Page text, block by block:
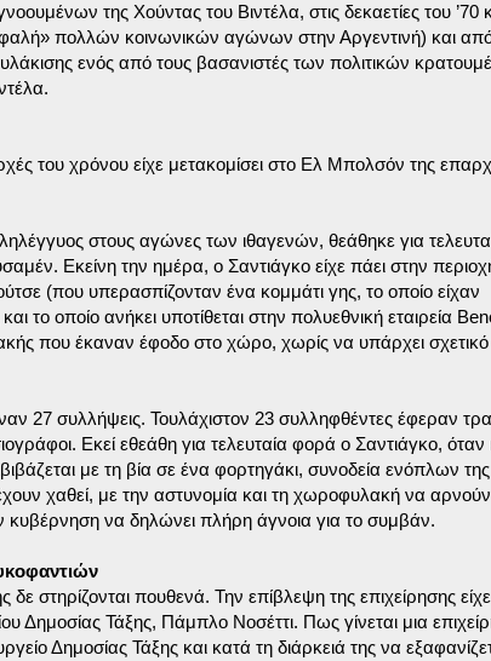
της Χούντας του Βιντέλα, στις δεκαετίες του ’70
πολλών κοινωνικών αγώνων στην Αργεντινή) και
ενός από τους βασανιστές των πολιτικών
του χρόνου είχε μετακομίσει στο Ελ Μπολσόν της
στους αγώνες των ιθαγενών, θεάθηκε για
Εκείνη την ημέρα, ο Σαντιάγκο είχε πάει στην
(που υπερασπίζονταν ένα κομμάτι γης, το οποίο είχαν
το οποίο ανήκει υποτίθεται στην πολυεθνική εταιρεία
που έκαναν έφοδο στο χώρο, χωρίς να υπάρχει σχετικό
27 συλλήψεις. Τουλάχιστον 23 συλληφθέντες έφεραν
Εκεί εθεάθη για τελευταία φορά ο Σαντιάγκο, όταν
με τη βία σε ένα φορτηγάκι, συνοδεία ενόπλων της
χαθεί, με την αστυνομία και τη χωροφυλακή να
κυβέρνηση να δηλώνει πλήρη άγνοια για το συμβάν.
στηρίζονται πουθενά. Την επίβλεψη της επιχείρησης είχε
Δημοσίας Τάξης, Πάμπλο Νοσέττι. Πως γίνεται μια
Δημοσίας Τάξης και κατά τη διάρκειά της να